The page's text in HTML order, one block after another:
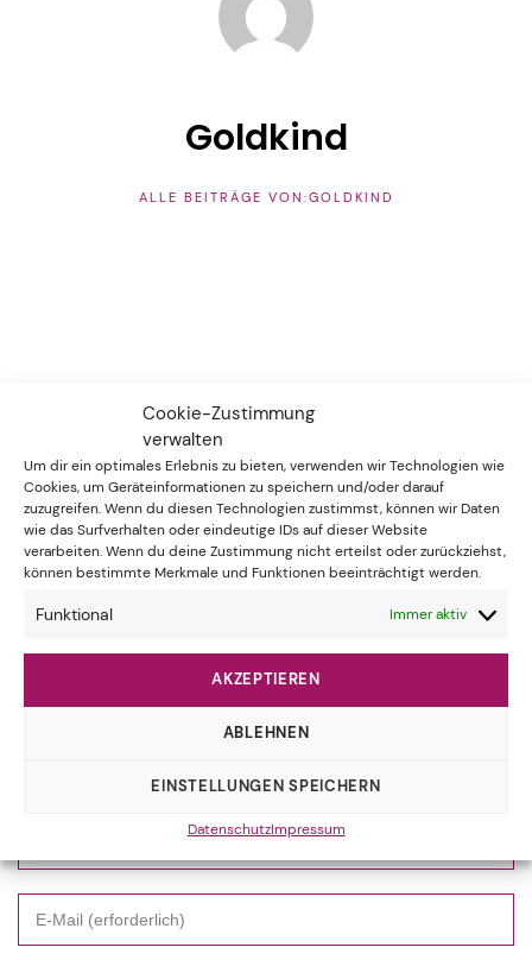
Cookie-Zustimmung
verwalten
Um dir ein optimales Erlebnis zu bieten, verwenden wir Technologien wie
Cookies, um Geräteinformationen zu speichern und/oder darauf
zuzugreifen. Wenn du diesen Technologien zustimmst, können wir Daten
wie das Surfverhalten oder eindeutige IDs auf dieser Website
verarbeiten. Wenn du deine Zustimmung nicht erteilst oder zurückziehst,
können bestimmte Merkmale und Funktionen beeinträchtigt werden.
Funktional Immer aktiv
AKZEPTIEREN
ABLEHNEN
EINSTELLUNGEN SPEICHERN
DatenschutzImpressum
Goldkind
ALLE BEITRÄGE VON:GOLDKIND
HINTERLASSE EINE ANTWORT